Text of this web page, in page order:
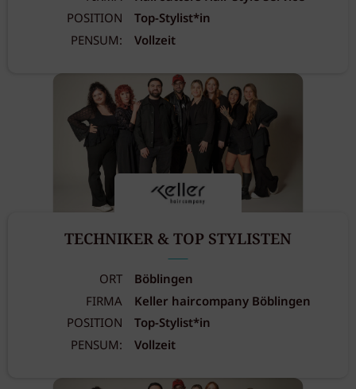
POSITION
Top-Stylist*in
PENSUM:
Vollzeit
TECHNIKER & TOP STYLISTEN
ORT
Böblingen
FIRMA
Keller haircompany Böblingen
POSITION
Top-Stylist*in
PENSUM:
Vollzeit